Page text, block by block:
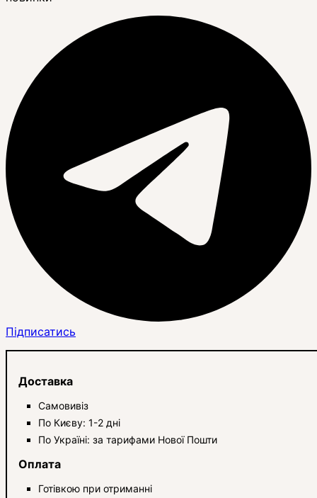
Підписатись
Доставка
Самовивіз
По Києву: 1-2 дні
По Україні: за тарифами Нової Пошти
Оплата
Готівкою при отриманні